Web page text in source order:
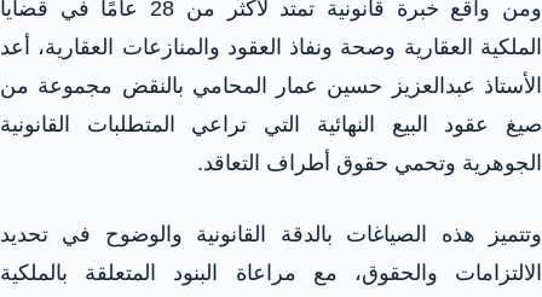
ومن واقع خبرة قانونية تمتد لأكثر من 28 عامًا في قضايا
الملكية العقارية وصحة ونفاذ العقود والمنازعات العقارية، أعد
الأستاذ عبدالعزيز حسين عمار المحامي بالنقض مجموعة من
صيغ عقود البيع النهائية التي تراعي المتطلبات القانونية
الجوهرية وتحمي حقوق أطراف التعاقد.
وتتميز هذه الصياغات بالدقة القانونية والوضوح في تحديد
الالتزامات والحقوق، مع مراعاة البنود المتعلقة بالملكية